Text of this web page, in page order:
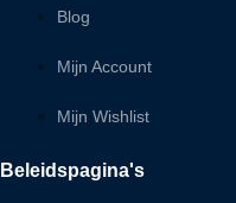
Blog
Mijn Account
Mijn Wishlist
Beleidspagina's